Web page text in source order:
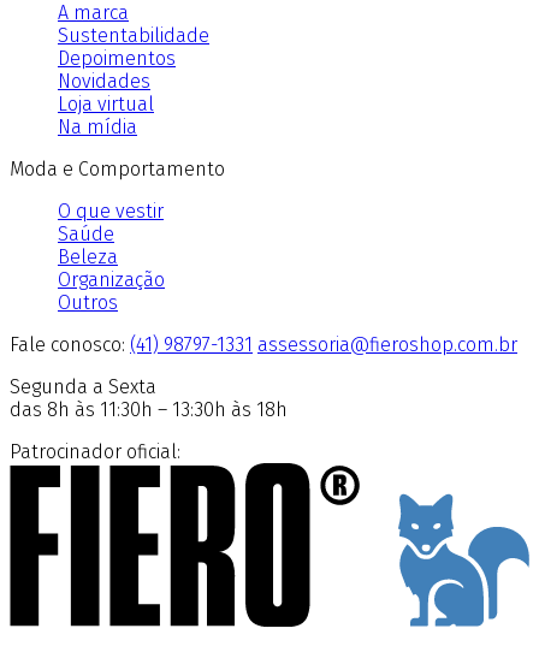
A marca
Sustentabilidade
Depoimentos
Novidades
Loja virtual
Na mídia
Moda e Comportamento
O que vestir
Saúde
Beleza
Organização
Outros
Fale conosco: (41) 98797-1331 assessoria@fieroshop.com.br
Segunda a Sexta
das 8h às 11:30h – 13:30h às 18h
Patrocinador oficial: